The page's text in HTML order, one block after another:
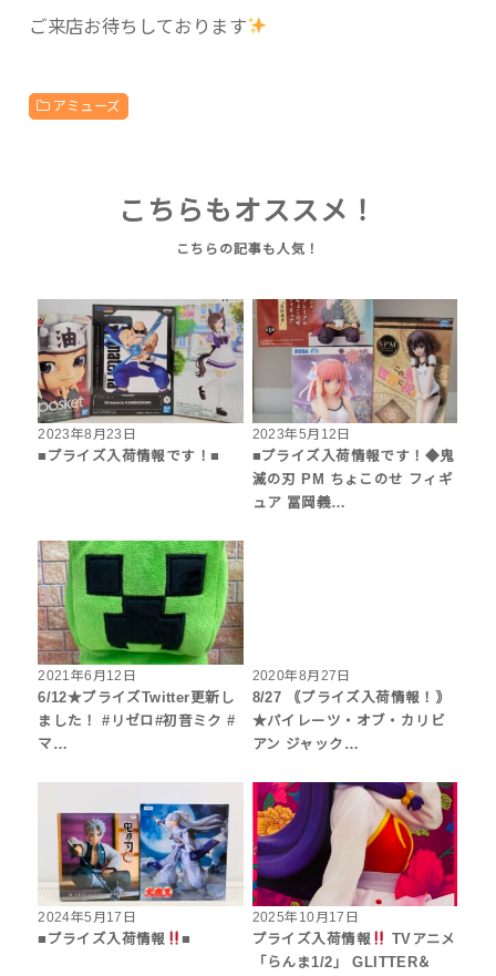
ご来店お待ちしております
アミューズ
こちらもオススメ！
2023年8月23日
■プライズ入荷情報です！■
2023年5月12日
■プライズ入荷情報です！◆鬼
滅の刃 PM ちょこのせ フィギ
ュア 冨岡義…
2021年6月12日
6/12★プライズTwitter更新し
ました！ #リゼロ#初音ミク #
マ…
2020年8月27日
8/27 ｟プライズ入荷情報！｠
★パイレーツ・オブ・カリビ
アン ジャック…
2024年5月17日
■プライズ入荷情報
■
2025年10月17日
プライズ入荷情報
TVアニメ
「らんま1/2」 GLITTER＆